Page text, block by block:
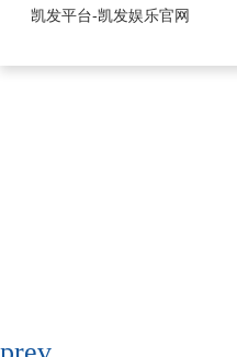
0.8mm系列-
凯发平台-凯发娱乐官网